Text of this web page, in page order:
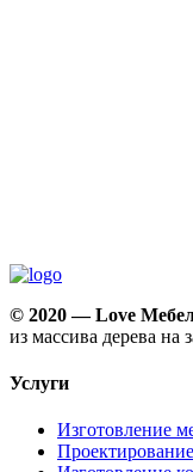
© 2020 —Love
из массива дерева на
Услуги
Изготовление